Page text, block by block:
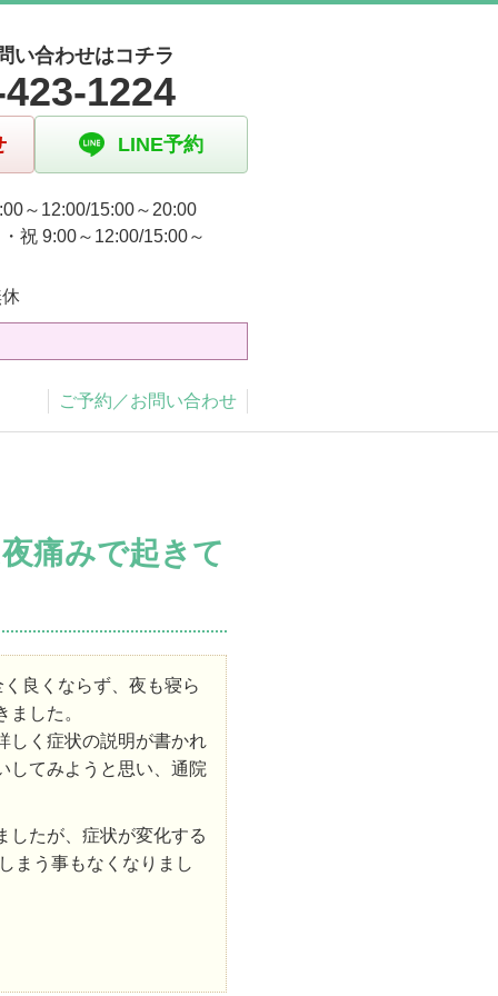
い合わせはコチラ
1224
LINE予約
～12:00/15:00～20:00
祝 9:00～12:00/15:00～
ご予約／お問い合わせ
痛みで起きて
良くならず、夜も寝ら
した。
しく症状の説明が書かれ
してみようと思い、通院
したが、症状が変化する
まう事もなくなりまし